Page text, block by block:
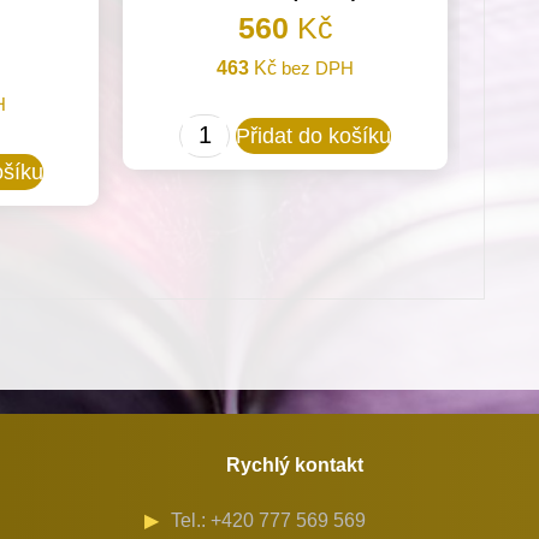
560 Kč
463 Kč bez DPH
652006
Podavač
Přidat do košíku
Rychlý kontakt
Tel.: +420 777 569 569